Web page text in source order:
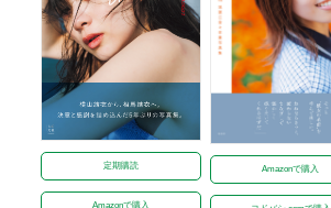
定期購読
Amazonで購入
Amazonで購入